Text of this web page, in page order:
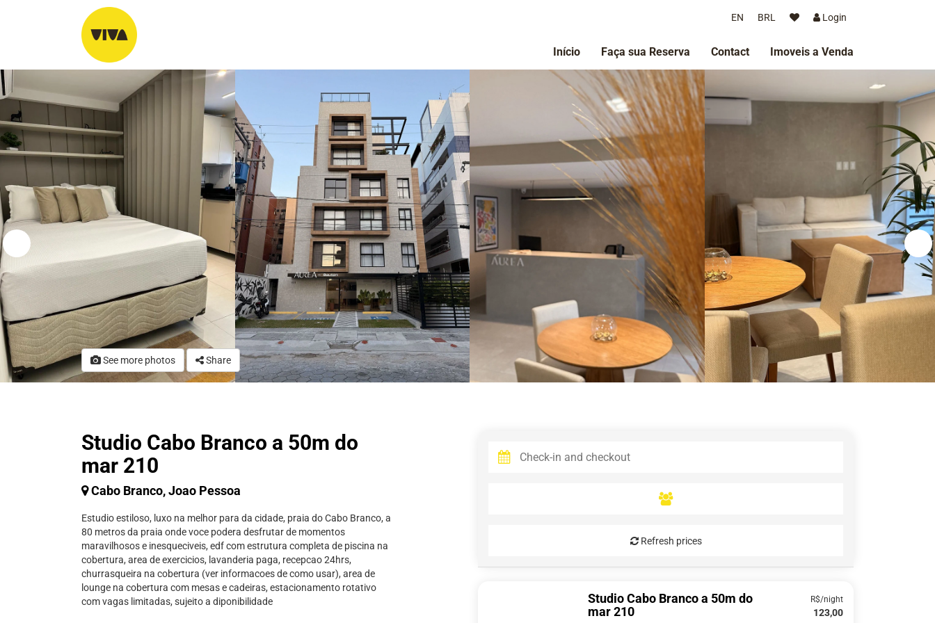
EN BRL Login
Início Faça sua Reserva Contact Imoveis a Venda
See more photos Share
Studio Cabo Branco a 50m do
mar 210
Cabo Branco, Joao Pessoa
Estudio estiloso, luxo na melhor para da cidade, praia do Cabo Branco, a
80 metros da praia onde voce podera desfrutar de momentos
maravilhosos e inesqueciveis, edf com estrutura completa de piscina na
cobertura, area de exercicios, lavanderia paga, recepcao 24hrs,
churrasqueira na cobertura (ver informacoes de como usar), area de
lounge na cobertura com mesas e cadeiras, estacionamento rotativo
com vagas limitadas, sujeito a diponibilidade
Refresh prices
Studio Cabo Branco a 50m do
mar 210
R$/night
123,00